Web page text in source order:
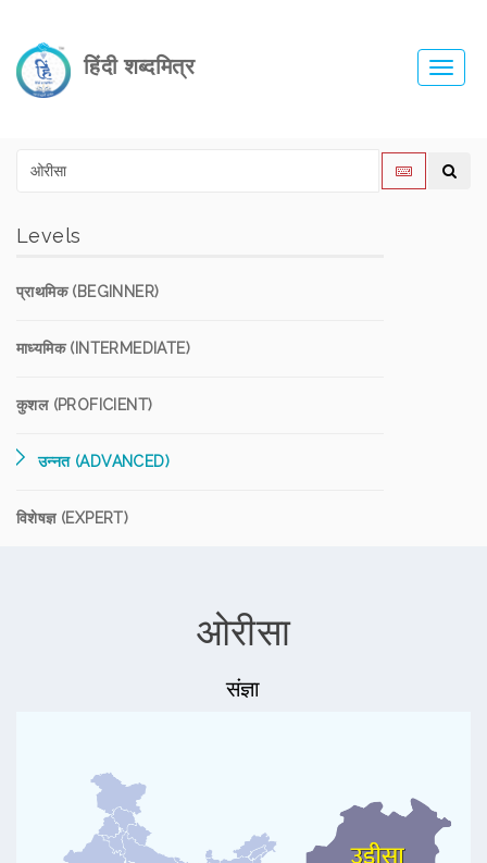
हिंदी शब्दमित्र
Levels
प्राथमिक (BEGINNER)
माध्यमिक (INTERMEDIATE)
कुशल (PROFICIENT)
उन्नत (ADVANCED)
विशेषज्ञ (EXPERT)
ओरीसा
संज्ञा